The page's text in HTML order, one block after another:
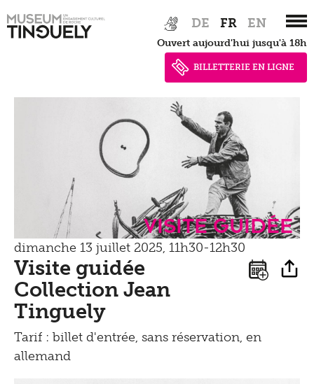
Hauptnavigation
to
DE FR EN
Ouvert aujourd'hui jusqu'à 18h
BILLETTERIE EN LIGNE
Tinguely100
Marcher
Kultur Inklusiv
Presse
Visite guidée
dimanche 13 juillet 2025, 11h30-12h30
Visite guidée
Collection Jean
Tinguely
Tarif : billet d'entrée, sans réservation, en
allemand